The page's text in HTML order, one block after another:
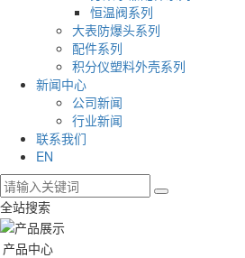
恒温阀系列
大表防爆头系列
配件系列
积分仪塑料外壳系列
新闻中心
公司新闻
行业新闻
联系我们
EN
全站搜索
产品中心